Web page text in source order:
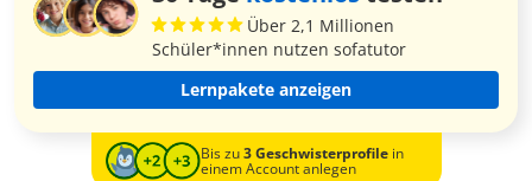
Über 2,1 Millionen
Schüler*innen nutzen sofatutor
Lernpakete anzeigen
Bis zu3 Geschwisterprofilein
einem Account anlegen